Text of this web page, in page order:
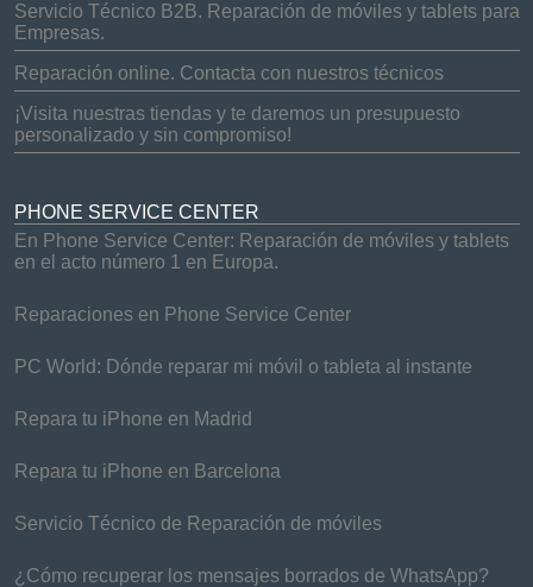
Servicio Técnico B2B. Reparación de móviles y tablets para
Empresas.
Reparación online. Contacta con nuestros técnicos
¡Visita nuestras tiendas y te daremos un presupuesto
personalizado y sin compromiso!
PHONE SERVICE CENTER
En Phone Service Center: Reparación de móviles y tablets
en el acto número 1 en Europa.
Reparaciones en Phone Service Center
PC World: Dónde reparar mi móvil o tableta al instante
Repara tu iPhone en Madrid
Repara tu iPhone en Barcelona
Servicio Técnico de Reparación de móviles
¿Cómo recuperar los mensajes borrados de WhatsApp?